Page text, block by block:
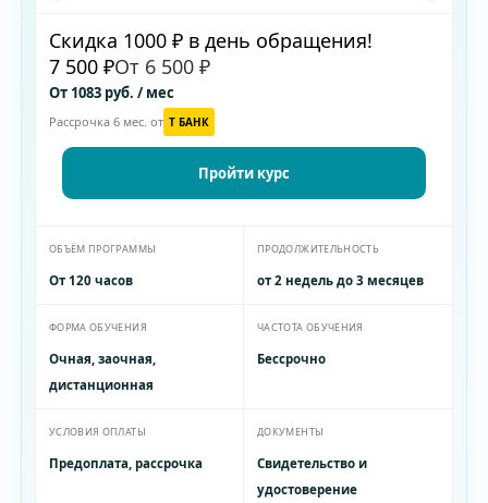
Скидка 1000 ₽ в день обращения!
7 500 ₽От 6 500 ₽
От 1083 руб. / мес
Рассрочка 6 мес. от T БАНК
Пройти курс
ОБЪЁМ ПРОГРАММЫ
От 120 часов
ПРОДОЛЖИТЕЛЬНОСТЬ
от 2 недель до 3 месяцев
ФОРМА ОБУЧЕНИЯ
Очная, заочная,
дистанционная
ЧАСТОТА ОБУЧЕНИЯ
Бессрочно
УСЛОВИЯ ОПЛАТЫ
Предоплата, рассрочка
ДОКУМЕНТЫ
Свидетельство и
удостоверение